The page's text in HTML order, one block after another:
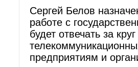
Сергей Белов
работе с
будет отвечать за
предприятиям и